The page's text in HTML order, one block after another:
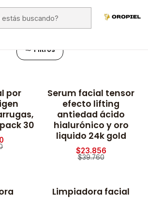
descuento
Filtros
por
30
-40% OFF
Serum facial tensor
efecto lifting
antiedad ácido
hialurónico y oro
liquido 24k gold
$23.856
$39.760
-40% OFF
Limpiadora facial